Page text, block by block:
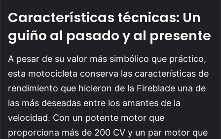
Características técnicas: Un
guiño al pasado y al presente
A pesar de su valor más simbólico que práctico,
esta motocicleta conserva las características de
rendimiento que hicieron de la Fireblade una de
las más deseadas entre los amantes de la
velocidad. Con un potente motor que
proporciona más de 200 CV y un par motor que